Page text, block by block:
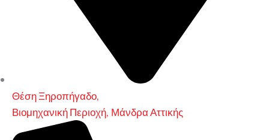
Θέση Ξηροπήγαδο,
Βιομηχανική Περιοχή, Μάνδρα Αττικής